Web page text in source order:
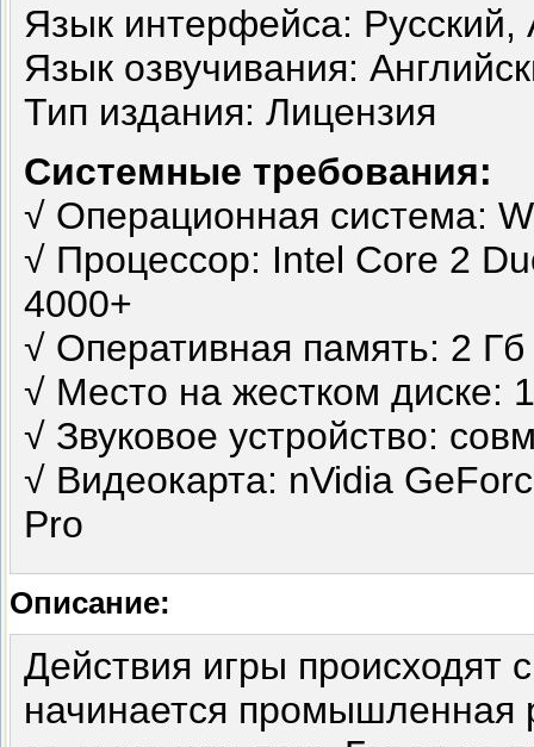
Язык интерфейса: Русский,
Язык озвучивания:
Тип издания: Лицензия
Системные требования:
√ Операционная система:
√ Процессор: Intel Core 2
4000+
√ Оперативная память: 2 Гб
√ Место на жестком диске:
√ Звуковое устройство:
√ Видеокарта: nVidia
Pro
Описание:
Действия игры происходят
начинается промышленная